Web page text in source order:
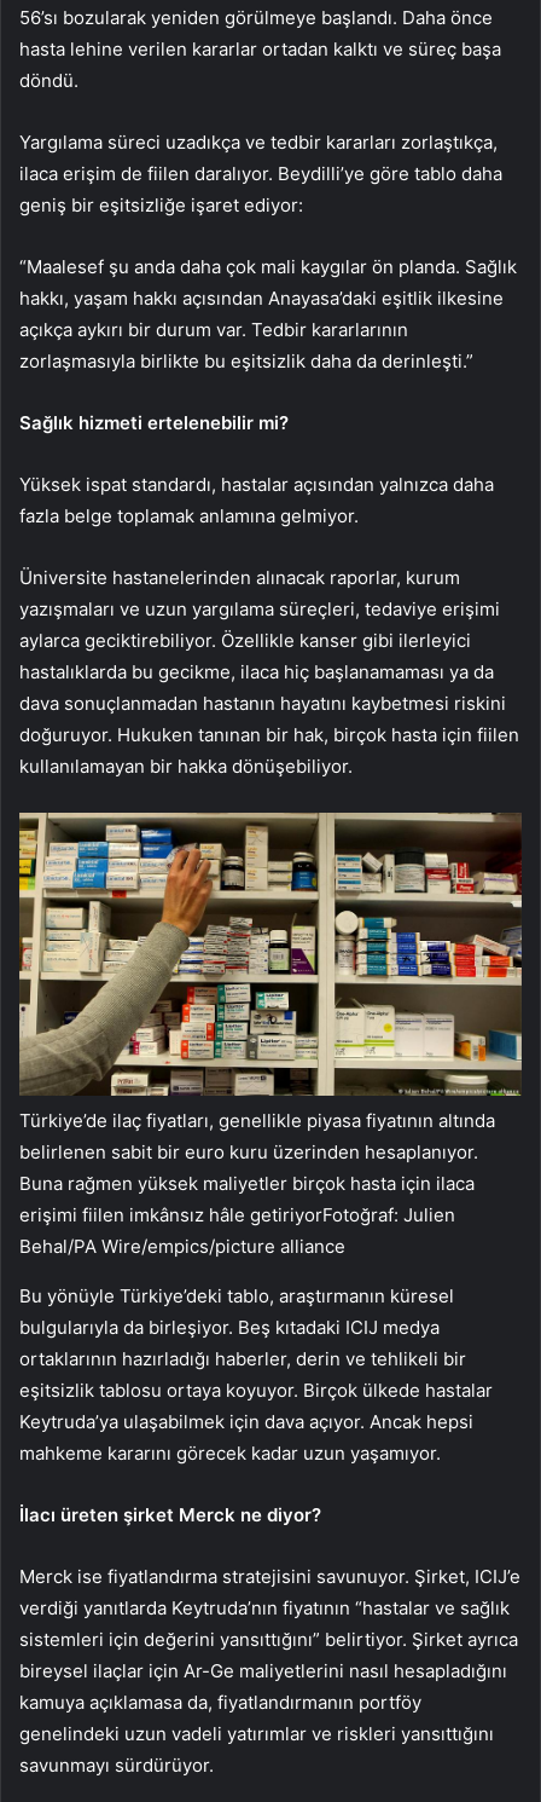
56’sı bozularak yeniden görülmeye başlandı. Daha önce
hasta lehine verilen kararlar ortadan kalktı ve süreç başa
döndü.
Yargılama süreci uzadıkça ve tedbir kararları zorlaştıkça,
ilaca erişim de fiilen daralıyor. Beydilli’ye göre tablo daha
geniş bir eşitsizliğe işaret ediyor:
“Maalesef şu anda daha çok mali kaygılar ön planda. Sağlık
hakkı, yaşam hakkı açısından Anayasa’daki eşitlik ilkesine
açıkça aykırı bir durum var. Tedbir kararlarının
zorlaşmasıyla birlikte bu eşitsizlik daha da derinleşti.”
Sağlık hizmeti ertelenebilir mi?
Yüksek ispat standardı, hastalar açısından yalnızca daha
fazla belge toplamak anlamına gelmiyor.
Üniversite hastanelerinden alınacak raporlar, kurum
yazışmaları ve uzun yargılama süreçleri, tedaviye erişimi
aylarca geciktirebiliyor. Özellikle kanser gibi ilerleyici
hastalıklarda bu gecikme, ilaca hiç başlanamaması ya da
dava sonuçlanmadan hastanın hayatını kaybetmesi riskini
doğuruyor. Hukuken tanınan bir hak, birçok hasta için fiilen
kullanılamayan bir hakka dönüşebiliyor.
Türkiye’de ilaç fiyatları, genellikle piyasa fiyatının altında
belirlenen sabit bir euro kuru üzerinden hesaplanıyor.
Buna rağmen yüksek maliyetler birçok hasta için ilaca
erişimi fiilen imkânsız hâle getiriyorFotoğraf: Julien
Behal/PA Wire/empics/picture alliance
Bu yönüyle Türkiye’deki tablo, araştırmanın küresel
bulgularıyla da birleşiyor. Beş kıtadaki ICIJ medya
ortaklarının hazırladığı haberler, derin ve tehlikeli bir
eşitsizlik tablosu ortaya koyuyor. Birçok ülkede hastalar
Keytruda’ya ulaşabilmek için dava açıyor. Ancak hepsi
mahkeme kararını görecek kadar uzun yaşamıyor.
İlacı üreten şirket Merck ne diyor?
Merck ise fiyatlandırma stratejisini savunuyor. Şirket, ICIJ’e
verdiği yanıtlarda Keytruda’nın fiyatının “hastalar ve sağlık
sistemleri için değerini yansıttığını” belirtiyor. Şirket ayrıca
bireysel ilaçlar için Ar-Ge maliyetlerini nasıl hesapladığını
kamuya açıklamasa da, fiyatlandırmanın portföy
genelindeki uzun vadeli yatırımlar ve riskleri yansıttığını
savunmayı sürdürüyor.